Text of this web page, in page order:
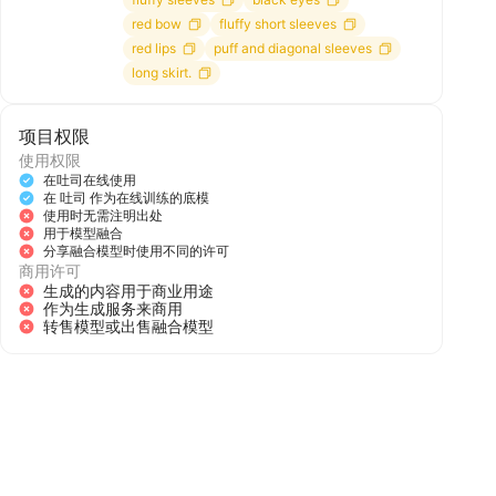
red bow
fluffy short sleeves
red lips
puff and diagonal sleeves
long skirt.
项目权限
使用权限
在吐司在线使用
在 吐司 作为在线训练的底模
使用时无需注明出处
用于模型融合
分享融合模型时使用不同的许可
商用许可
生成的内容用于商业用途
作为生成服务来商用
转售模型或出售融合模型